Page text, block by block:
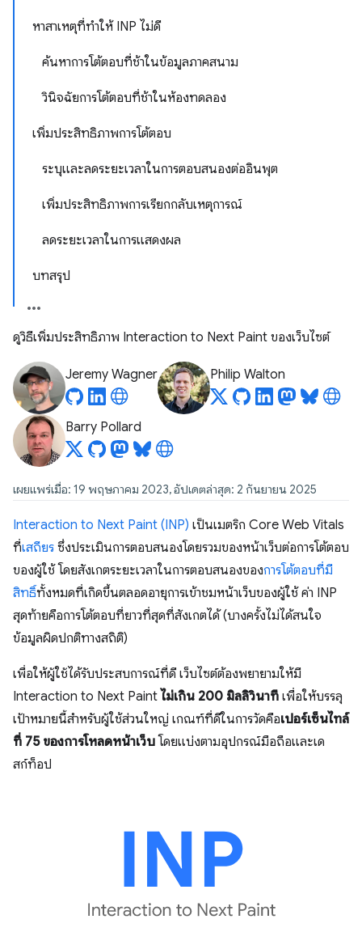
หาสาเหตุที่ทำให้ INP ไม่ดี
ค้นหาการโต้ตอบที่ช้าในข้อมูลภาคสนาม
วินิจฉัยการโต้ตอบที่ช้าในห้องทดลอง
เพิ่มประสิทธิภาพการโต้ตอบ
ระบุและลดระยะเวลาในการตอบสนองต่ออินพุต
เพิ่มประสิทธิภาพการเรียกกลับเหตุการณ์
ลดระยะเวลาในการแสดงผล
บทสรุป
ดูวิธีเพิ่มประสิทธิภาพ Interaction to Next Paint ของเว็บไซต์
Jeremy Wagner Philip Walton
Barry Pollard
เผยแพร่เมื่อ: 19 พฤษภาคม 2023, อัปเดตล่าสุด: 2 กันยายน 2025
Interaction to Next Paint (INP) เป็นเมตริก Core Web Vitals
ที่เสถียร ซึ่งประเมินการตอบสนองโดยรวมของหน้าเว็บต่อการโต้ตอบ
ของผู้ใช้ โดยสังเกตระยะเวลาในการตอบสนองของการโต้ตอบที่มี
สิทธิ์ทั้งหมดที่เกิดขึ้นตลอดอายุการเข้าชมหน้าเว็บของผู้ใช้ ค่า INP
สุดท้ายคือการโต้ตอบที่ยาวที่สุดที่สังเกตได้ (บางครั้งไม่ได้สนใจ
ข้อมูลผิดปกติทางสถิติ)
เพื่อให้ผู้ใช้ได้รับประสบการณ์ที่ดี เว็บไซต์ต้องพยายามให้มี
Interaction to Next Paint ไม่เกิน 200 มิลลิวินาที เพื่อให้บรรลุ
เป้าหมายนี้สำหรับผู้ใช้ส่วนใหญ่ เกณฑ์ที่ดีในการวัดคือเปอร์เซ็นไทล์
ที่ 75 ของการโหลดหน้าเว็บ โดยแบ่งตามอุปกรณ์มือถือและเด
สก์ท็อป